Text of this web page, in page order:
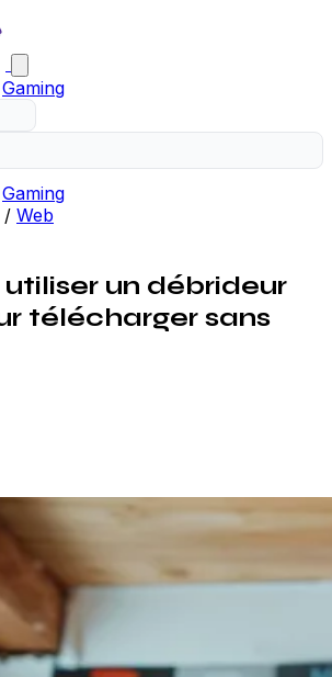
Gaming
Gaming
/ Web
un débrideur
télécharger sans